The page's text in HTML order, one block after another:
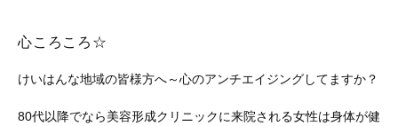
心ころころ☆
けいはんな地域の皆様方へ～心のアンチエイジングしてますか？
80代以降でなら美容形成クリニックに来院される女性は身体が健